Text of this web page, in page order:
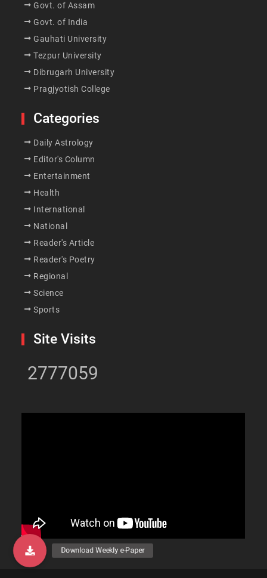
Govt. of Assam
Govt. of India
Gauhati University
Tezpur University
Dibrugarh University
Pragjyotish College
Categories
Daily Astrology
Editor's Column
Entertainment
Health
International
National
Reader's Article
Reader's Poetry
Regional
Science
Sports
Site Visits
2777059